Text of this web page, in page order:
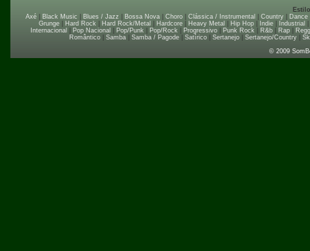
Axé
Black Music Blues / Jazz Bossa Nova Choro Clássica / Instrumental Country Dance
Grunge| Hard Rock| Hard Rock/Metal Hardcore| Heavy Metal Hip Hop| Indie| Industrial
Internacional
Pop Nacional Pop/Punk| Pop/Rock| Progressivo| Punk Rock| R&b| Rap|
Romântico| Samba| Samba / Pagode| Satírico| Sertanejo| Sertanejo/Country|
© 2009